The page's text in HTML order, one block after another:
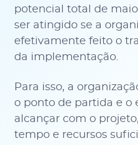
potencial total de
ser atingido se a
efetivamente feito o
da implementação.
Para isso, a
o ponto de partida e o
alcançar com o
tempo e recursos